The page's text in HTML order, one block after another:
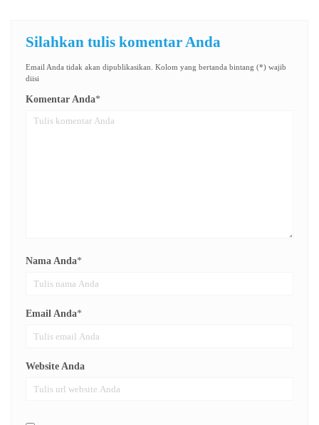
Silahkan tulis komentar Anda
Email Anda tidak akan dipublikasikan. Kolom yang bertanda bintang (*) wajib
diisi
Komentar Anda*
Nama Anda*
Email Anda*
Website Anda